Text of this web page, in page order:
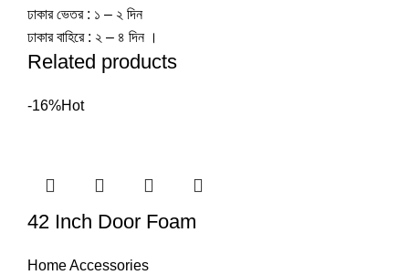
ঢাকার ভেতর : ১ – ২ দিন
ঢাকার বাহিরে : ২ – ৪ দিন ।
Related products
-16%Hot
42 Inch Door Foam
Home Accessories